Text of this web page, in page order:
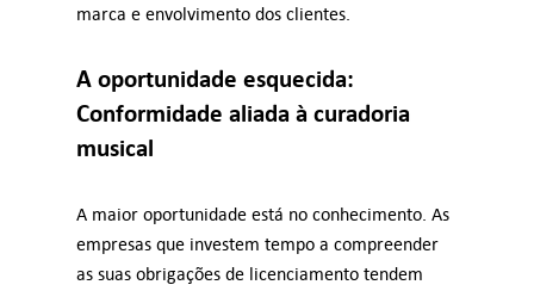
marca e envolvimento dos clientes.
A oportunidade esquecida:
Conformidade aliada à curadoria
musical
A maior oportunidade está no conhecimento. As
empresas que investem tempo a compreender
as suas obrigações de licenciamento tendem